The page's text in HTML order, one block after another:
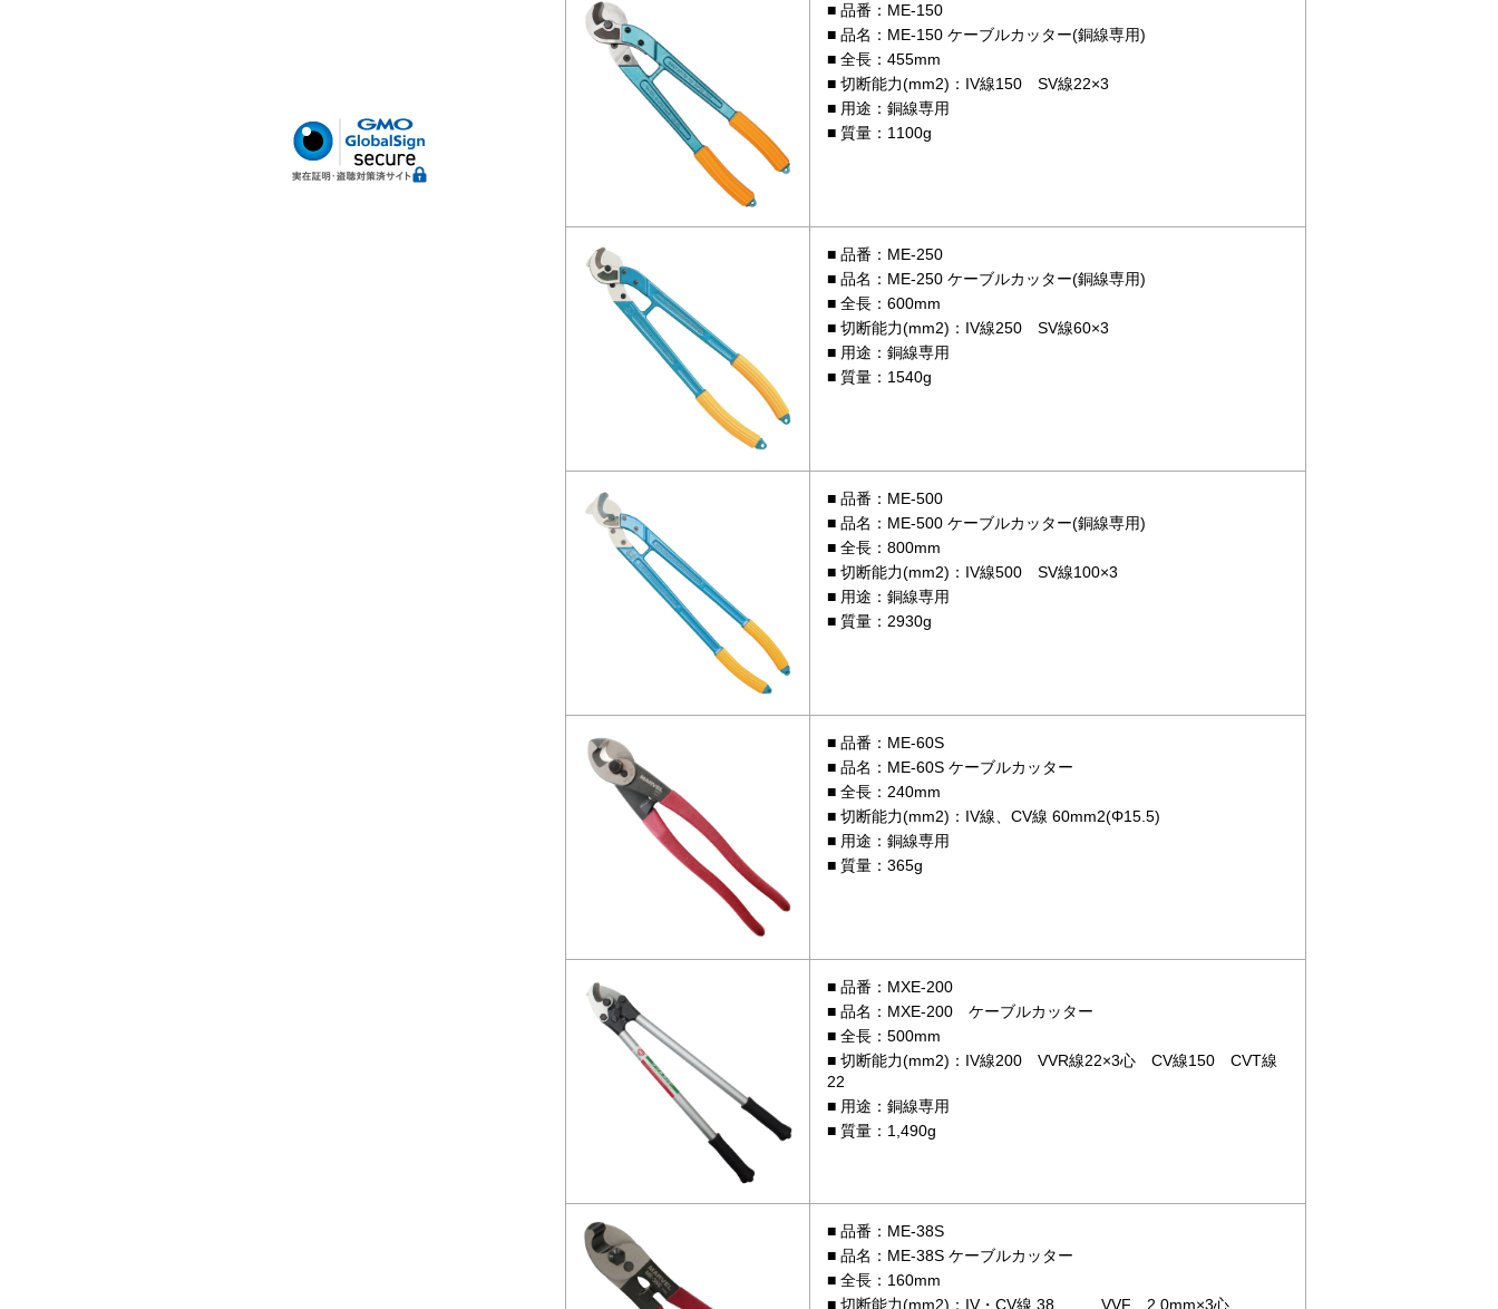
品番：ME-150
品名：ME-150 ケーブルカッター(銅線専用)
全長：455mm
切断能力(mm2)：IV線150 SV線22×3
用途：銅線専用
質量：1100g
品番：ME-250
品名：ME-250 ケーブルカッター(銅線専用)
全長：600mm
切断能力(mm2)：IV線250 SV線60×3
用途：銅線専用
質量：1540g
品番：ME-500
品名：ME-500 ケーブルカッター(銅線専用)
全長：800mm
切断能力(mm2)：IV線500 SV線100×3
用途：銅線専用
質量：2930g
品番：ME-60S
品名：ME-60S ケーブルカッター
全長：240mm
切断能力(mm2)：IV線、CV線 60mm2(Φ15.5)
用途：銅線専用
質量：365g
品番：MXE-200
品名：MXE-200 ケーブルカッター
全長：500mm
切断能力(mm2)：IV線200 VVR線22×3心 CV線150 CVT線
22
用途：銅線専用
質量：1,490g
品番：ME-38S
品名：ME-38S ケーブルカッター
全長：160mm
切断能力(mm2)：IV・CV線 38、 VVF 2.0mm×3心